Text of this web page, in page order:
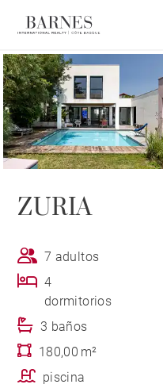
ZURIA
7 adultos
4
dormitorios
3 baños
180,00 m²
piscina